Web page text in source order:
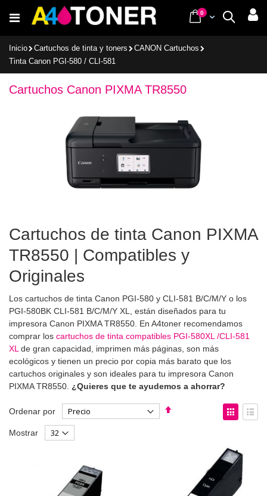
al
Buscar
Cart
0items
Inicio Cartuchos de tinta y toners
CANON Cartuchos
Tinta Canon PGI-580 / CLI-581
Cartuchos Canon PIXMA TR8550
Cartuchos de tinta Canon PIXMA
TR8550 | Compatibles y
Originales
Los cartuchos de tinta Canon PGI-580 y CLI-581 B/C/M/Y o los
PGI-580BK CLI-581 B/C/M/Y XL, están diseñados para tu
impresora Canon PIXMA TR8550. En A4toner recomendamos
comprar los cartuchos de tinta compatibles PGI-580XL /CLI-581
XL de gran capacidad, imprimen más páginas, son más
ecológicos y tienen un precio por copia más barato que los
cartuchos originales y son ideales para tu impresora Canon
PIXMA TR8550. ¿Quieres que te ayudemos a ahorrar?
Ordenar por
Fijar
Ver
como
Mostrar